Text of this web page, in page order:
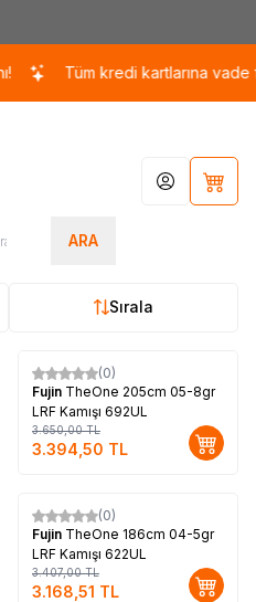
Tüm kredi kartlarına vade
ARA
Hesabım
Sırala
%7
(0)
Fujin TheOne 205cm 05-8gr
LRF Kamışı 692UL
3.650,00TL
3.394,50 TL
%7
(0)
Fujin TheOne 186cm 04-5gr
LRF Kamışı 622UL
3.407,00TL
3.168,51 TL